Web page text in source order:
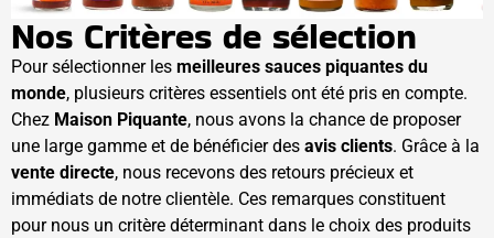
Nos Critères de sélection
Pour sélectionner les meilleures sauces piquantes du
monde, plusieurs critères essentiels ont été pris en compte.
Chez Maison Piquante, nous avons la chance de proposer
une large gamme et de bénéficier des avis clients. Grâce à la
vente directe, nous recevons des retours précieux et
immédiats de notre clientèle. Ces remarques constituent
pour nous un critère déterminant dans le choix des produits